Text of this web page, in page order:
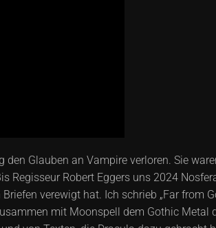
den Glauben an Vampire verloren. Sie
Regisseur Robert Eggers uns 2024
verewigt hat. Ich schrieb „Far from
mit Moonspell dem Gothic Metal